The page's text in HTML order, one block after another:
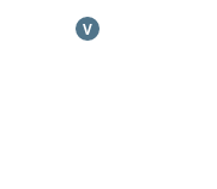
V